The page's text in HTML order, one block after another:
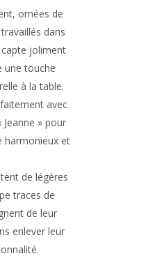
ornées de
dans
joliment
une touche
à la table.
avec
» pour
harmonieux et
de légères
traces de
de leur
enlever leur